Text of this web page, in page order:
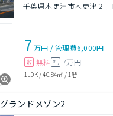
千葉県木更津市木更津２丁
7 万円 /管理費6,000円
敷 無料 礼 7万円
1LDK/40.84㎡ / 1階
グランドメゾン2